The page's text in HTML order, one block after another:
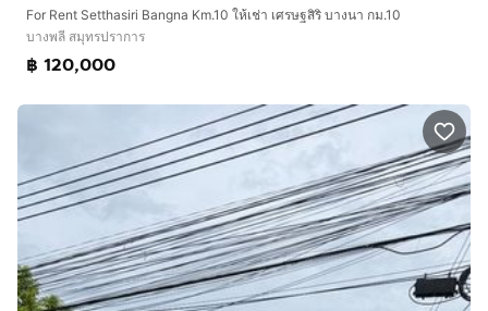
For Rent Setthasiri Bangna Km.10 ให้เช่า เศรษฐสิริ บางนา กม.10
บางพลี สมุทรปราการ
฿ 120,000